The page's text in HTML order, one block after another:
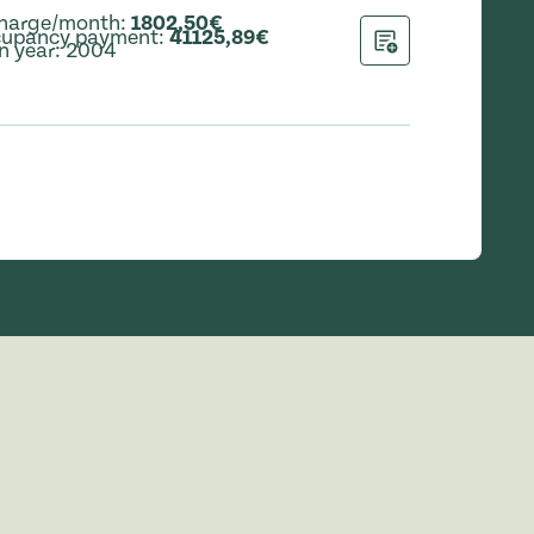
month: 1802,50€
payment:41125,89€
year:2004 Add to application